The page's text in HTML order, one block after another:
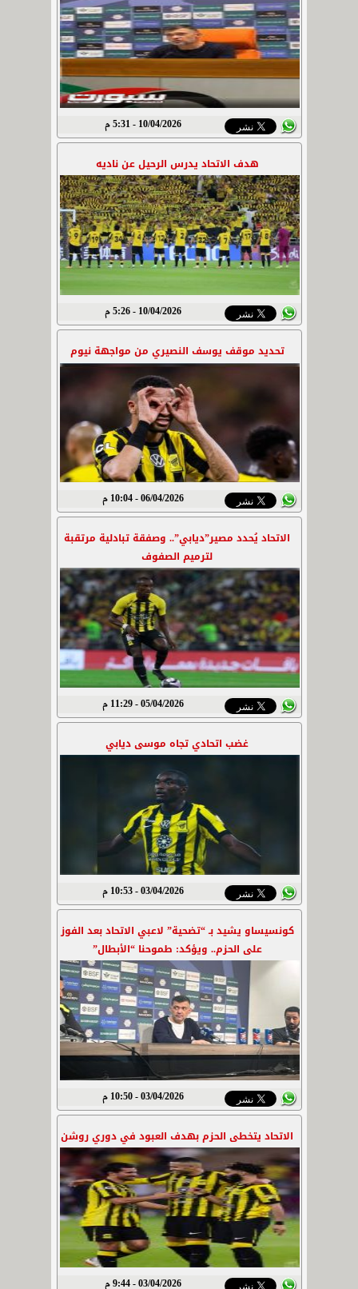
10/04/2026 - 5:31 م
هدف الاتحاد يدرس الرحيل عن ناديه
10/04/2026 - 5:26 م
تحديد موقف يوسف النصيري من مواجهة نيوم
06/04/2026 - 10:04 م
الاتحاد يُحدد مصير”ديابي”.. وصفقة تبادلية مرتقبة
لترميم الصفوف
05/04/2026 - 11:29 م
غضب اتحادي تجاه موسى ديابي
03/04/2026 - 10:53 م
كونسيساو يشيد بـ “تضحية” لاعبي الاتحاد بعد الفوز
على الحزم.. ويؤكد: طموحنا “الأبطال”
03/04/2026 - 10:50 م
الاتحاد يتخطى الحزم بهدف العبود في دوري روشن
03/04/2026 - 9:44 م